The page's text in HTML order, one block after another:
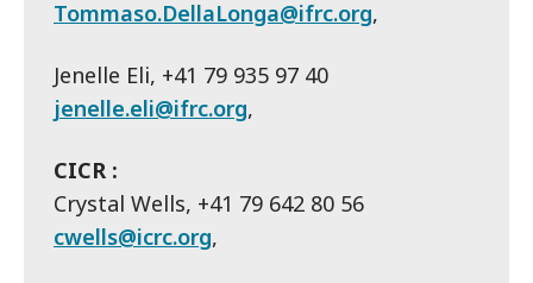
Tommaso.DellaLonga@ifrc.org,
Jenelle Eli, +41 79 935 97 40
jenelle.eli@ifrc.org,
CICR :
Crystal Wells, +41 79 642 80 56
cwells@icrc.org,